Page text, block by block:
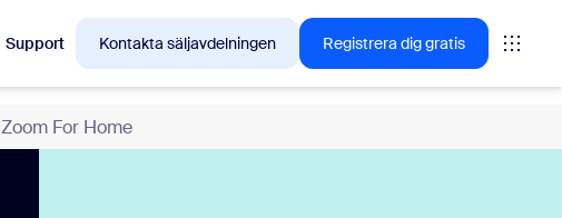
Support Kontakta säljavdelningen Registrera dig gratis
Zoom For Home